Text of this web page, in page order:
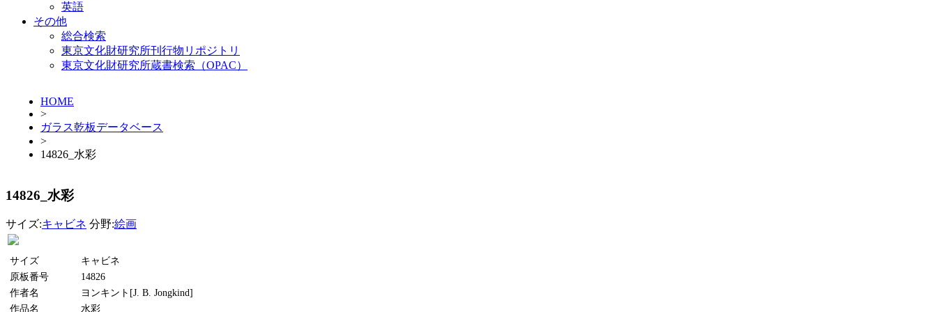
英語
その他
総合検索
東京文化財研究所刊行物リポジトリ
東京文化財研究所蔵書検索（OPAC）
HOME
>
ガラス乾板データベース
>
14826_水彩
14826_水彩
サイズ:キャビネ 分野:絵画
サイズ
キャビネ
原板番号
14826
作者名
ヨンキント[J. B. Jongkind]
作品名
水彩